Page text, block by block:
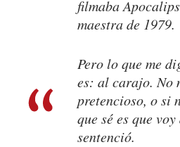
filmaba
maestra de 1979.
Pero lo que me
es: al carajo. No
pretencioso, o si
que sé es que
sentenció.